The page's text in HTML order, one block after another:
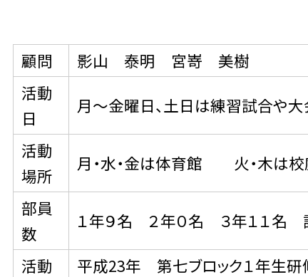
顧問
影山 泰明 宮嵜 美樹
活動
日
月〜金曜日、土日は練習試合や大
活動
場所
月・水・金は体育館 火・木は校庭
部員
数
１年９名 ２年０名 ３年１１名
活動
平成23年 第七ブロック１年生